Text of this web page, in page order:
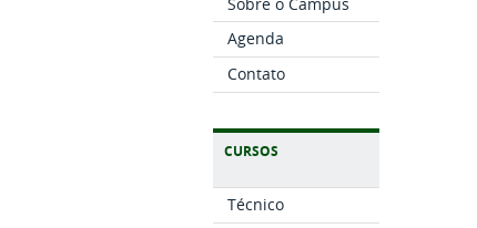
Agenda
Contato
CURSOS
Técnico